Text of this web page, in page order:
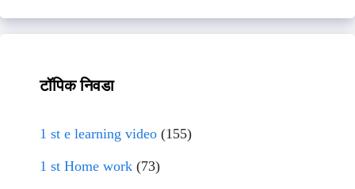
टॉपिक निवडा
1 st e learning video (155)
1 st Home work (73)